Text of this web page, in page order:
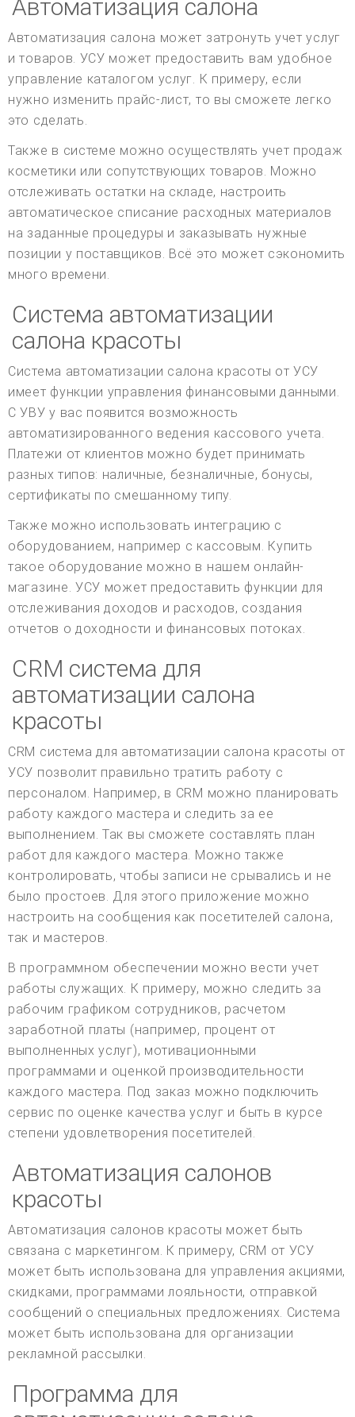
Автоматизация салона
Автоматизация салона может затронуть учет услуг
и товаров. УСУ может предоставить вам удобное
управление каталогом услуг. К примеру, если
нужно изменить прайс-лист, то вы сможете легко
это сделать.
Также в системе можно осуществлять учет продаж
косметики или сопутствующих товаров. Можно
отслеживать остатки на складе, настроить
автоматическое списание расходных материалов
на заданные процедуры и заказывать нужные
позиции у поставщиков. Всё это может сэкономить
много времени.
Система автоматизации
салона красоты
Система автоматизации салона красоты от УСУ
имеет функции управления финансовыми данными.
С УВУ у вас появится возможность
автоматизированного ведения кассового учета.
Платежи от клиентов можно будет принимать
разных типов: наличные, безналичные, бонусы,
сертификаты по смешанному типу.
Также можно использовать интеграцию с
оборудованием, например с кассовым. Купить
такое оборудование можно в нашем онлайн-
магазине. УСУ может предоставить функции для
отслеживания доходов и расходов, создания
отчетов о доходности и финансовых потоках.
CRM система для
автоматизации салона
красоты
CRM система для автоматизации салона красоты от
УСУ позволит правильно тратить работу с
персоналом. Например, в CRM можно планировать
работу каждого мастера и следить за ее
выполнением. Так вы сможете составлять план
работ для каждого мастера. Можно также
контролировать, чтобы записи не срывались и не
было простоев. Для этого приложение можно
настроить на сообщения как посетителей салона,
так и мастеров.
В программном обеспечении можно вести учет
работы служащих. К примеру, можно следить за
рабочим графиком сотрудников, расчетом
заработной платы (например, процент от
выполненных услуг), мотивационными
программами и оценкой производительности
каждого мастера. Под заказ можно подключить
сервис по оценке качества услуг и быть в курсе
степени удовлетворения посетителей.
Автоматизация салонов
красоты
Автоматизация салонов красоты может быть
связана с маркетингом. К примеру, CRM от УСУ
может быть использована для управления акциями,
скидками, программами лояльности, отправкой
сообщений о специальных предложениях. Система
может быть использована для организации
рекламной рассылки.
Программа для